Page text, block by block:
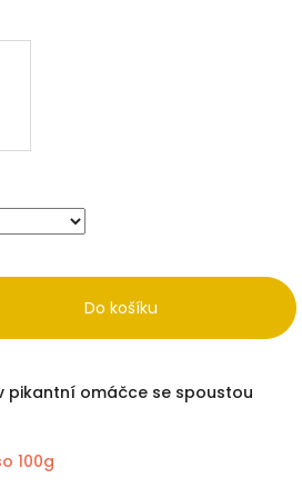
Do košíku
pikantní omáčce se spoustou
100g